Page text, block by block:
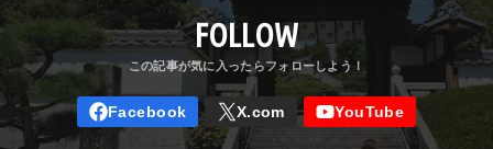
FOLLOW